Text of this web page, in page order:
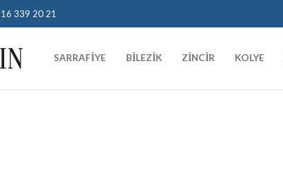
339 20 21
SARRAFIYE BILEZIK ZINCIR KOLYE